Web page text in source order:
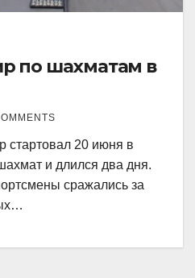
по шахматам в
стартовал 20 июня в
и длился два дня.
сражались за